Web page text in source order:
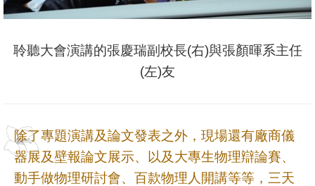
聆聽大會演講的張慶瑞副校長(右)與張顏暉系主任
(左)友
除了專題演講及論文發表之外，現場還有廠商儀
器展及壁報論文展示、以及大專生物理辯論賽、
動手做物理研討會、百款物理人開講等等，三天